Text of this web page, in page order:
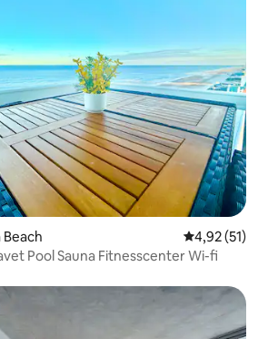
4,92 ud af 5
4,92 (51)
Pool Sauna Fitnesscenter Wi-fi